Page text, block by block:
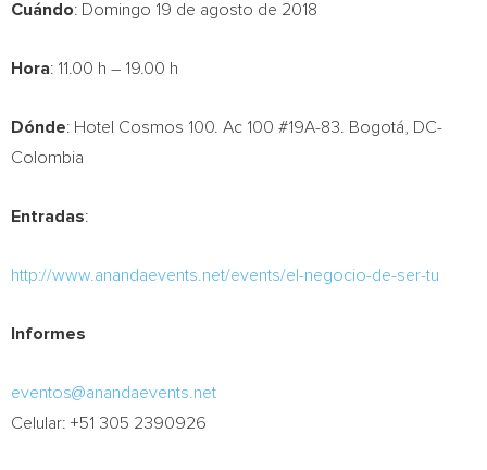
Cuándo: Domingo 19 de agosto de 2018
Hora: 11.00 h – 19.00 h
Dónde: Hotel Cosmos 100. Ac 100 #19A-83. Bogotá, DC-
Colombia
Entradas:
http://www.anandaevents.net/events/el-negocio-de-ser-tu
Informes
eventos@anandaevents.net
Celular: +51 305 2390926